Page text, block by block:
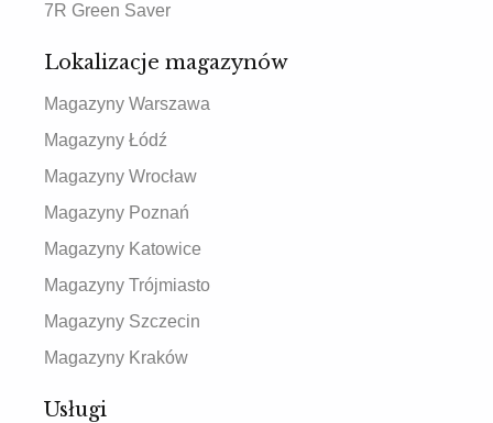
7R Green Saver
Lokalizacje magazynów
Magazyny Warszawa
Magazyny Łódź
Magazyny Wrocław
Magazyny Poznań
Magazyny Katowice
Magazyny Trójmiasto
Magazyny Szczecin
Magazyny Kraków
Usługi